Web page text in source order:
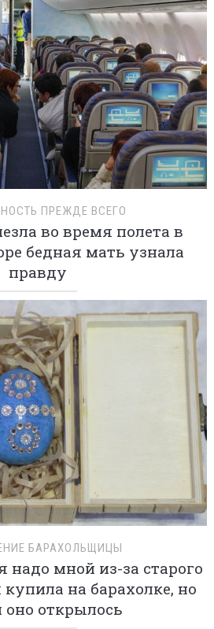
ПРЕЖДЕ ВСЕГО
во время полета в
бедная мать узнала
правду
БАРАХОЛЬЩИЦЫ
мной из-за старого
купила на барахолке, но
оно открылось